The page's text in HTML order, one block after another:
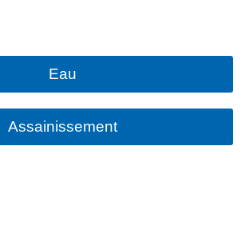
Eau
Assainissement